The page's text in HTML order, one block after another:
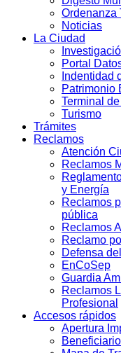
Ordenanza
Noticias
La Ciudad
Portal
Indentidad
Patrimonio
Terminal
Turismo
Trámites
Reclamos
Atención
Reclamos
y Energía
Reclamos
pública
Reclamos
Reclamo
Defensa
EnCoSep
Guardia
Reclamos
Profesional
Accesos rápidos
Apertura